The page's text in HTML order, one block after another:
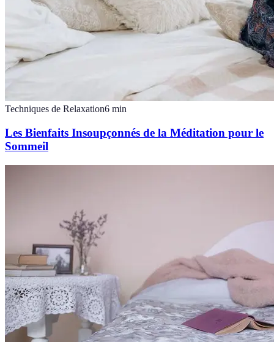
Techniques de Relaxation6 min
Les Bienfaits Insoupçonnés de la Méditation pour le
Sommeil